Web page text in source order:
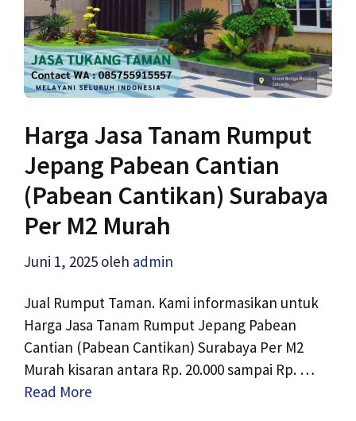
Harga Jasa Tanam Rumput
Jepang Pabean Cantian
(Pabean Cantikan) Surabaya
Per M2 Murah
Juni 1, 2025 oleh admin
Jual Rumput Taman. Kami informasikan untuk
Harga Jasa Tanam Rumput Jepang Pabean
Cantian (Pabean Cantikan) Surabaya Per M2
Murah kisaran antara Rp. 20.000 sampai Rp. …
Read More